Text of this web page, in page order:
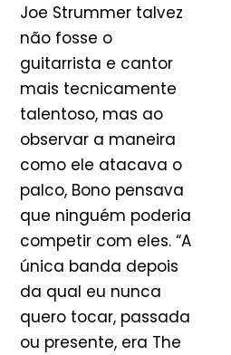
Joe Strummer talvez
não fosse o
guitarrista e cantor
mais tecnicamente
talentoso, mas ao
observar a maneira
como ele atacava o
palco, Bono pensava
que ninguém poderia
competir com eles. “A
única banda depois
da qual eu nunca
quero tocar, passada
ou presente, era The